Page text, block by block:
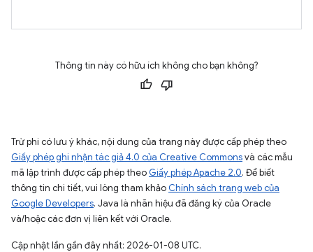
Thông tin này có hữu ích không cho bạn không?
Trừ phi có lưu ý khác, nội dung của trang này được cấp phép theo
Giấy phép ghi nhận tác giả 4.0 của Creative Commonsvà các mẫu
mã lập trình được cấp phép theo Giấy phép Apache 2.0. Để biết
thông tin chi tiết, vui lòng tham khảo Chính sách trang web của
Google Developers. Java là nhãn hiệu đã đăng ký của Oracle
và/hoặc các đơn vị liên kết với Oracle.
Cập nhật lần gần đây nhất: 2026-01-08 UTC.